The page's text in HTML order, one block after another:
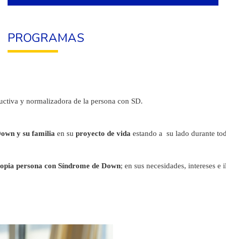
PROGRAMAS
y normalizadora de la persona con SD.
y su familia en su proyecto de vida estando a su lado durante
persona con Síndrome de Down; en sus necesidades, intereses